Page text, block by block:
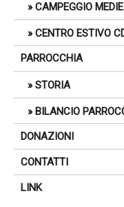
CAMPEGGIO
CENTRO ESTIVO
PARROCCHIA
STORIA
BILANCIO
DONAZIONI
CONTATTI
LINK